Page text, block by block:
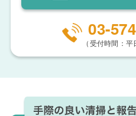
03-
（受付時間：